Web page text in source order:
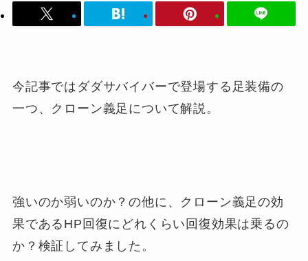
今記事ではダダサバイバーで登場する足装備の
一つ、クローン義足について解説。
強いのか弱いのか？の他に、クローン義足の効
果であるHP回復にどれくらい回復効果は乗るの
か？検証してみました。